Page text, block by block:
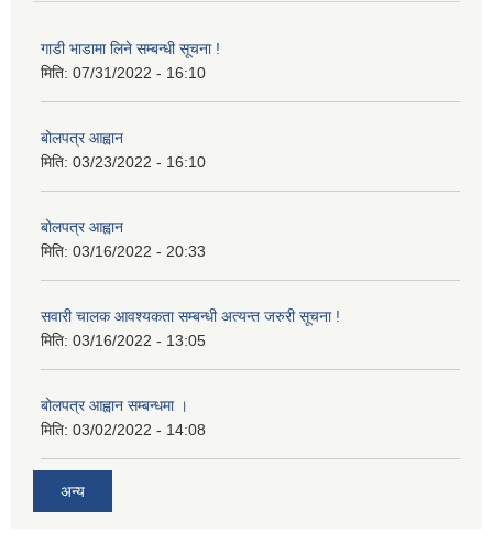
गाडी भाडामा लिने सम्बन्धी सूचना !
मिति: 07/31/2022 - 16:10
बोलपत्र आह्वान
मिति: 03/23/2022 - 16:10
बोलपत्र आह्वान
मिति: 03/16/2022 - 20:33
सवारी चालक आवश्यकता सम्बन्धी अत्यन्त जरुरी सूचना !
मिति: 03/16/2022 - 13:05
बोलपत्र आह्वान सम्बन्धमा ।
मिति: 03/02/2022 - 14:08
अन्य